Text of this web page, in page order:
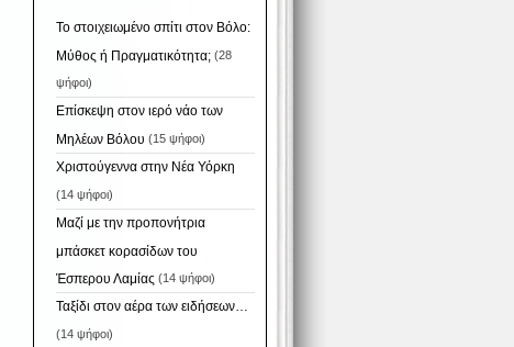
Το στοιχειωμένο σπίτι στον Βόλο:
Μύθος ή Πραγματικότητα; (28
ψήφοι)
Επίσκεψη στον ιερό νάο των
Μηλέων Βόλου (15 ψήφοι)
Χριστούγεννα στην Νέα Υόρκη
(14 ψήφοι)
Μαζί με την προπονήτρια
μπάσκετ κορασίδων του
Έσπερου Λαμίας (14 ψήφοι)
Ταξίδι στον αέρα των ειδήσεων…
(14 ψήφοι)